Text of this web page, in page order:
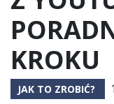
KROKU
JAK TO ZROBIĆ?